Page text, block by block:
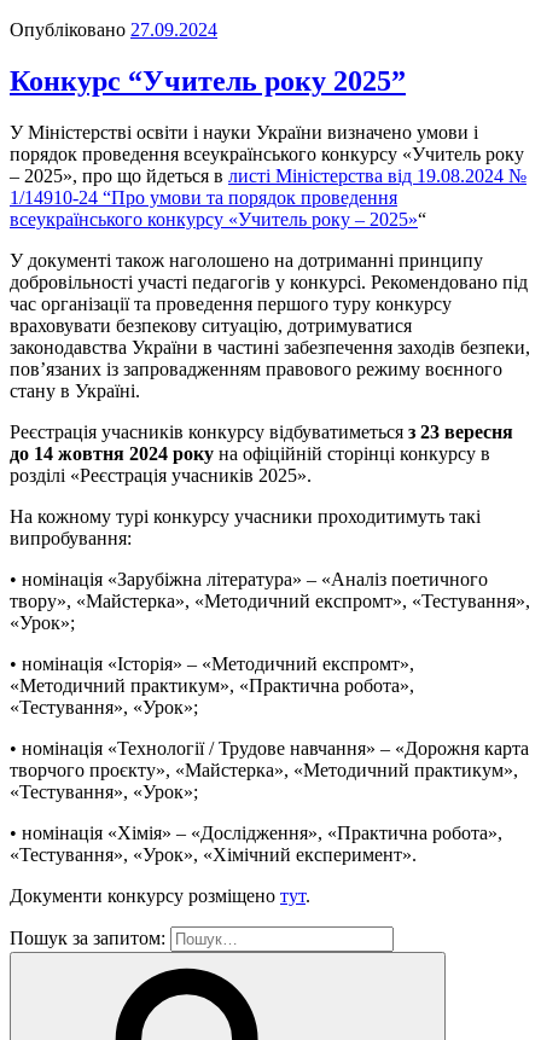
Опубліковано 27.09.2024
Конкурс “Учитель року 2025”
У Міністерстві освіти і науки України визначено умови і
порядок проведення всеукраїнського конкурсу «Учитель року
– 2025», про що йдеться в листі Міністерства від 19.08.2024 №
1/14910-24 “Про умови та порядок проведення
всеукраїнського конкурсу «Учитель року – 2025»“
У документі також наголошено на дотриманні принципу
добровільності участі педагогів у конкурсі. Рекомендовано під
час організації та проведення першого туру конкурсу
враховувати безпекову ситуацію, дотримуватися
законодавства України в частині забезпечення заходів безпеки,
пов’язаних із запровадженням правового режиму воєнного
стану в Україні.
Реєстрація учасників конкурсу відбуватиметься з 23 вересня
до 14 жовтня 2024 року на офіційній сторінці конкурсу в
розділі «Реєстрація учасників 2025».
На кожному турі конкурсу учасники проходитимуть такі
випробування:
• номінація «Зарубіжна література» – «Аналіз поетичного
твору», «Майстерка», «Методичний експромт», «Тестування»,
«Урок»;
• номінація «Історія» – «Методичний експромт»,
«Методичний практикум», «Практична робота»,
«Тестування», «Урок»;
• номінація «Технології / Трудове навчання» – «Дорожня карта
творчого проєкту», «Майстерка», «Методичний практикум»,
«Тестування», «Урок»;
• номінація «Хімія» – «Дослідження», «Практична робота»,
«Тестування», «Урок», «Хімічний експеримент».
Документи конкурсу розміщено тут.
Пошук за запитом: